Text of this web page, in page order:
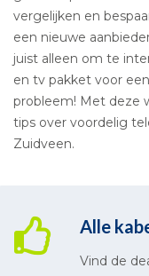
vergelijken en
een nieuwe
juist alleen om te
en tv pakket voor
probleem! Met deze
tips over voordelig
Zuidveen.
Alle
Vind de